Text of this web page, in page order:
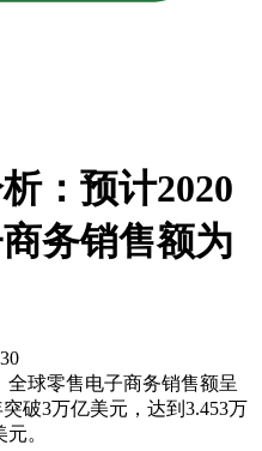
：预计2020
务销售额为
全球零售电子商务销售额呈
破3万亿美元，达到3.453万
。